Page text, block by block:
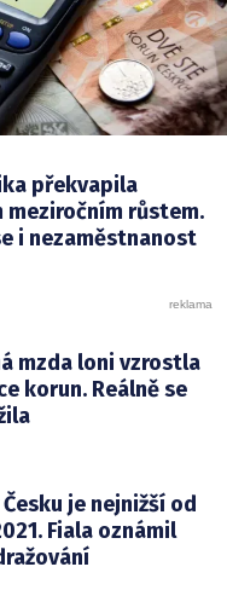
překvapila
meziročním růstem.
i nezaměstnanost
mzda loni vzrostla
korun. Reálně se
je nejnižší od
Fiala oznámil